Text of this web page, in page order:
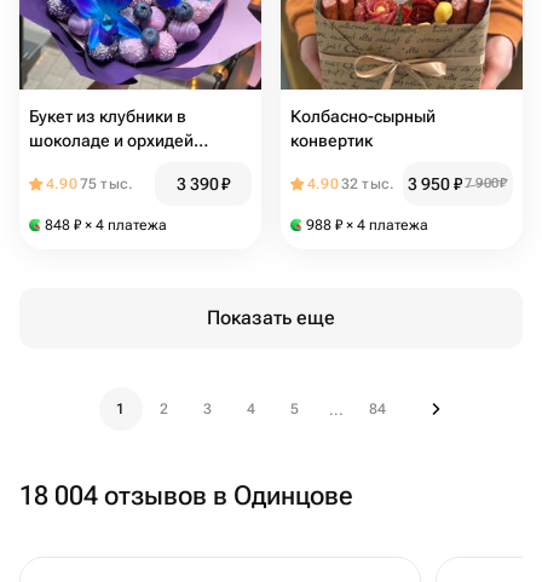
Букет из клубники в
шоколаде и орхидей
4.9075 тыс. 3 390₽
848 ₽ × 4 платежа
Колбасно-сырный
конвертик
4.9032 тыс. 3 950₽7 900₽
988 ₽ × 4 платежа
Показать еще
1 2 3 4 5 ... 84
18 004 отзывов в Одинцове